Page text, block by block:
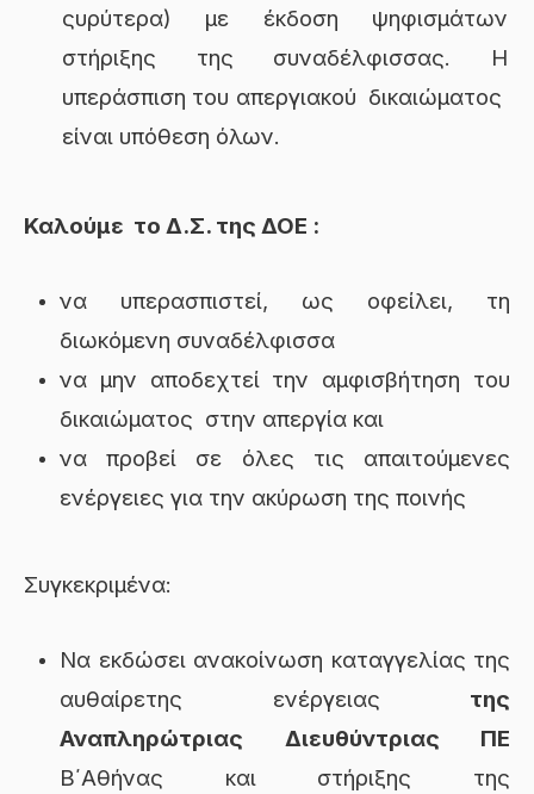
ςυρύτερα) με έκδοση ψηφισμάτων
στήριξης της συναδέλφισσας. Η
υπεράσπιση του απεργιακού δικαιώματος
είναι υπόθεση όλων.
Καλούμε το Δ.Σ. της ΔΟΕ :
να υπερασπιστεί, ως οφείλει, τη
διωκόμενη συναδέλφισσα
να μην αποδεχτεί την αμφισβήτηση του
δικαιώματος στην απεργία και
να προβεί σε όλες τις απαιτούμενες
ενέργειες για την ακύρωση της ποινής
Συγκεκριμένα:
Να εκδώσει ανακοίνωση καταγγελίας της
αυθαίρετης ενέργειας της
Αναπληρώτριας Διευθύντριας ΠΕ
Β΄Αθήνας και στήριξης της